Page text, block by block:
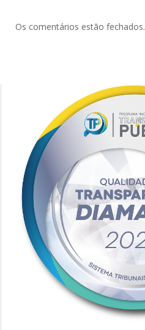
Os comentários estão fechados.